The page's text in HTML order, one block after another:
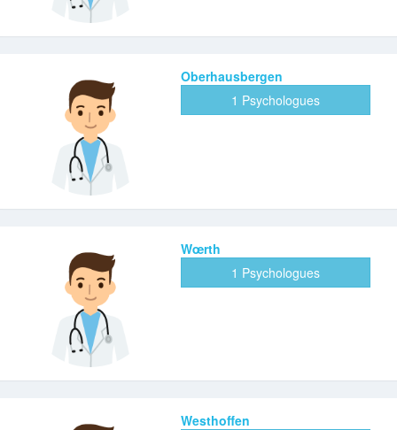
Oberhausbergen
1 Psychologues
Wœrth
1 Psychologues
Westhoffen